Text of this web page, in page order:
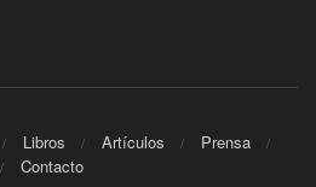
Libros Artículos
Prensa
Contacto